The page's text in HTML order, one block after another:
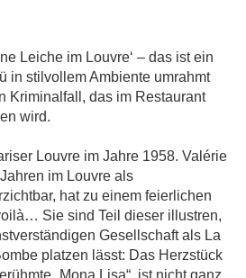
Leiche im Louvre‘ – das ist ein
in stilvollem Ambiente umrahmt
Kriminalfall, das im Restaurant
wird.
Louvre im Jahre 1958. Valérie
im Louvre als
hat zu einem feierlichen
Sie sind Teil dieser illustren,
Gesellschaft als La
platzen lässt: Das Herzstück
„Mona Lisa“, ist nicht ganz